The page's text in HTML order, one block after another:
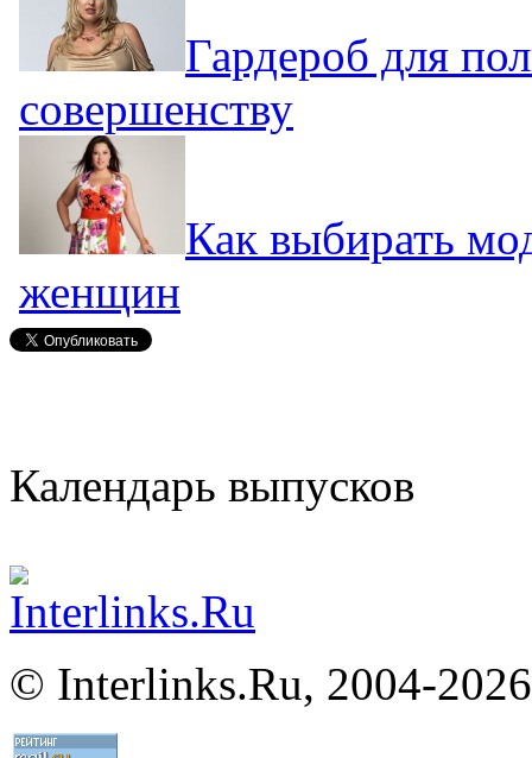
Гардероб для
совершенству
Как выбирать
женщин
Календарь выпусков
© Interlinks.Ru, 2004-2026